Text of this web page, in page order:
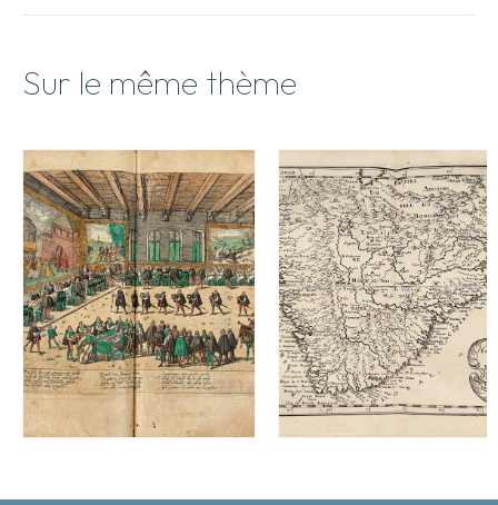
Sur le même thème